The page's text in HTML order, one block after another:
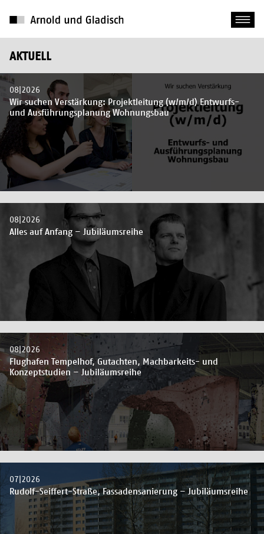
AKTUELL
08|2026
Wir suchen Verstärkung: Projektleitung (w/m/d) Entwurfs-
und Ausführungsplanung Wohnungsbau
08|2026
Alles auf Anfang – Jubiläumsreihe
08|2026
Flughafen Tempelhof, Gutachten, Machbarkeits- und
Konzeptstudien – Jubiläumsreihe
07|2026
Rudolf-Seiffert-Straße, Fassadensanierung – Jubiläumsreihe